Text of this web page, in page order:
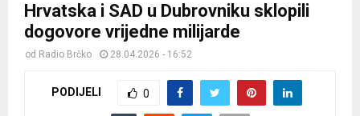
Hrvatska i SAD u Dubrovniku sklopili
dogovore vrijedne milijarde
od Radio Brčko 28.04.2026 - 16:52
PODIJELI 0